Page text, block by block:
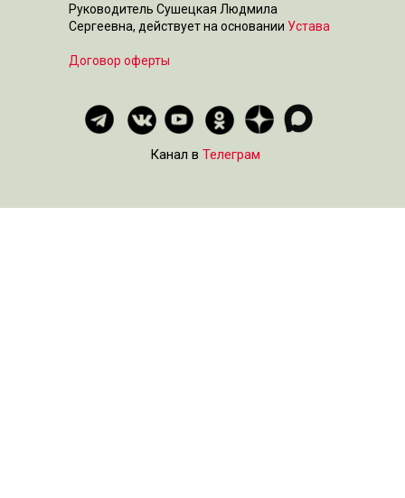
Руководитель Сушецкая Людмила
Сергеевна, действует на основании Устава
Договор оферты
Канал в Телеграм